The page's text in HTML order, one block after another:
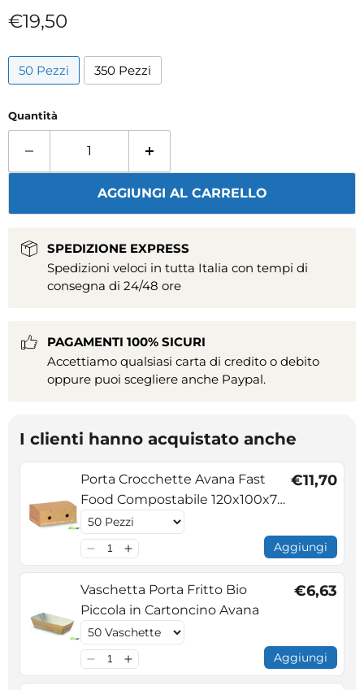
Prezzo attuale
€19,50
50 Pezzi 350 Pezzi
Quantità
AGGIUNGI AL CARRELLO
SPEDIZIONE EXPRESS
Spedizioni veloci in tutta Italia con tempi di
consegna di 24/48 ore
PAGAMENTI 100% SICURI
Accettiamo qualsiasi carta di credito o debito
oppure puoi scegliere anche Paypal.
I clienti hanno acquistato anche
Porta Crocchette Avana Fast
Food Compostabile 120x100x70
mm
€11,70
Aggiungi
Vaschetta Porta Fritto Bio
Piccola in Cartoncino Avana
€6,63
Aggiungi